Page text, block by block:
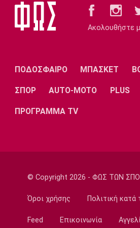
19:53
Conference League
Η ενδεκάδα του ΠΑΟΚ για
19:43
Ποδόσφαιρο - Διεθνή
19:22
Champions League
Ακολουθήστε
ΠΟΔΟΣΦΑΙΡΟ ΜΠΑΣΚΕΤ
ΣΠΟΡ AUTO-MOTO PLUS
ΠΡΟΓΡΑΜΜΑ TV
© Copyright 2026 - ΦΩΣ ΤΩΝ
Όροι χρήσης Πολιτική κατά
Feed Επικοινωνία